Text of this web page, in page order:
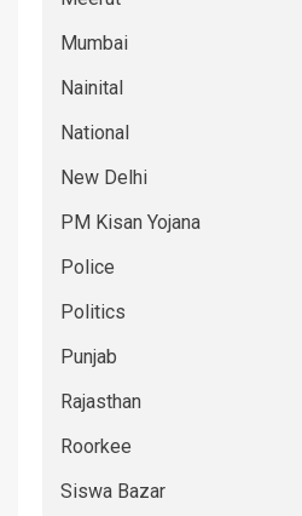
Mumbai
Nainital
National
New Delhi
PM Kisan Yojana
Police
Politics
Punjab
Rajasthan
Roorkee
Siswa Bazar